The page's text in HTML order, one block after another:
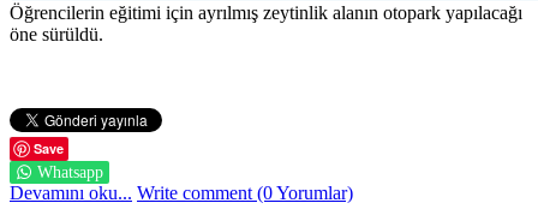
Öğrencilerin eğitimi için ayrılmış zeytinlik alanın otopark yapılacağı
öne sürüldü.
Save
Whatsapp
Devamını oku... Write comment (0 Yorumlar)